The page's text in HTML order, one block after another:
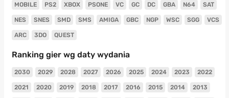
MOBILE PS2 XBOX PSONE VC GC DC GBA N64 SAT
NES SNES SMD SMS AMIGA GBC NGP WSC SGG VCS
ARC 3DO QUEST
Ranking gier wg daty wydania
2030 2029 2028 2027 2026 2025 2024 2023 2022
2021 2020 2019 2018 2017 2016 2015 2014 2013